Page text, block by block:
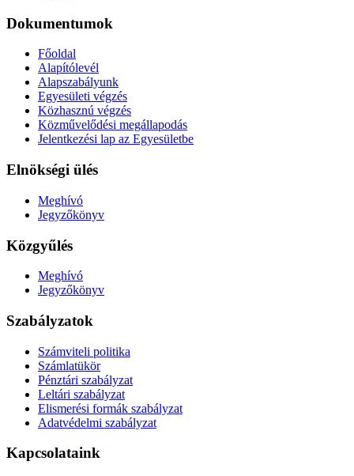
Dokumentumok
Főoldal
Alapítólevél
Alapszabályunk
Egyesületi végzés
Közhasznú végzés
Közművelődési megállapodás
Jelentkezési lap az Egyesületbe
Elnökségi ülés
Meghívó
Jegyzőkönyv
Közgyűlés
Meghívó
Jegyzőkönyv
Szabályzatok
Számviteli politika
Számlatükör
Pénztári szabályzat
Leltári szabályzat
Elismerési formák szabályzat
Adatvédelmi szabályzat
Kapcsolataink